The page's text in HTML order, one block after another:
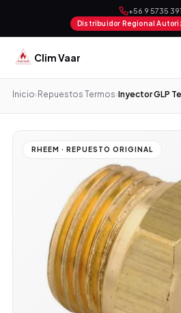
+56 9 5735
Distribuidor Regional
Clim Vaar
Inicio› Repuestos Termos›Inyector GLP
RHEEM · REPUESTO ORIGINAL